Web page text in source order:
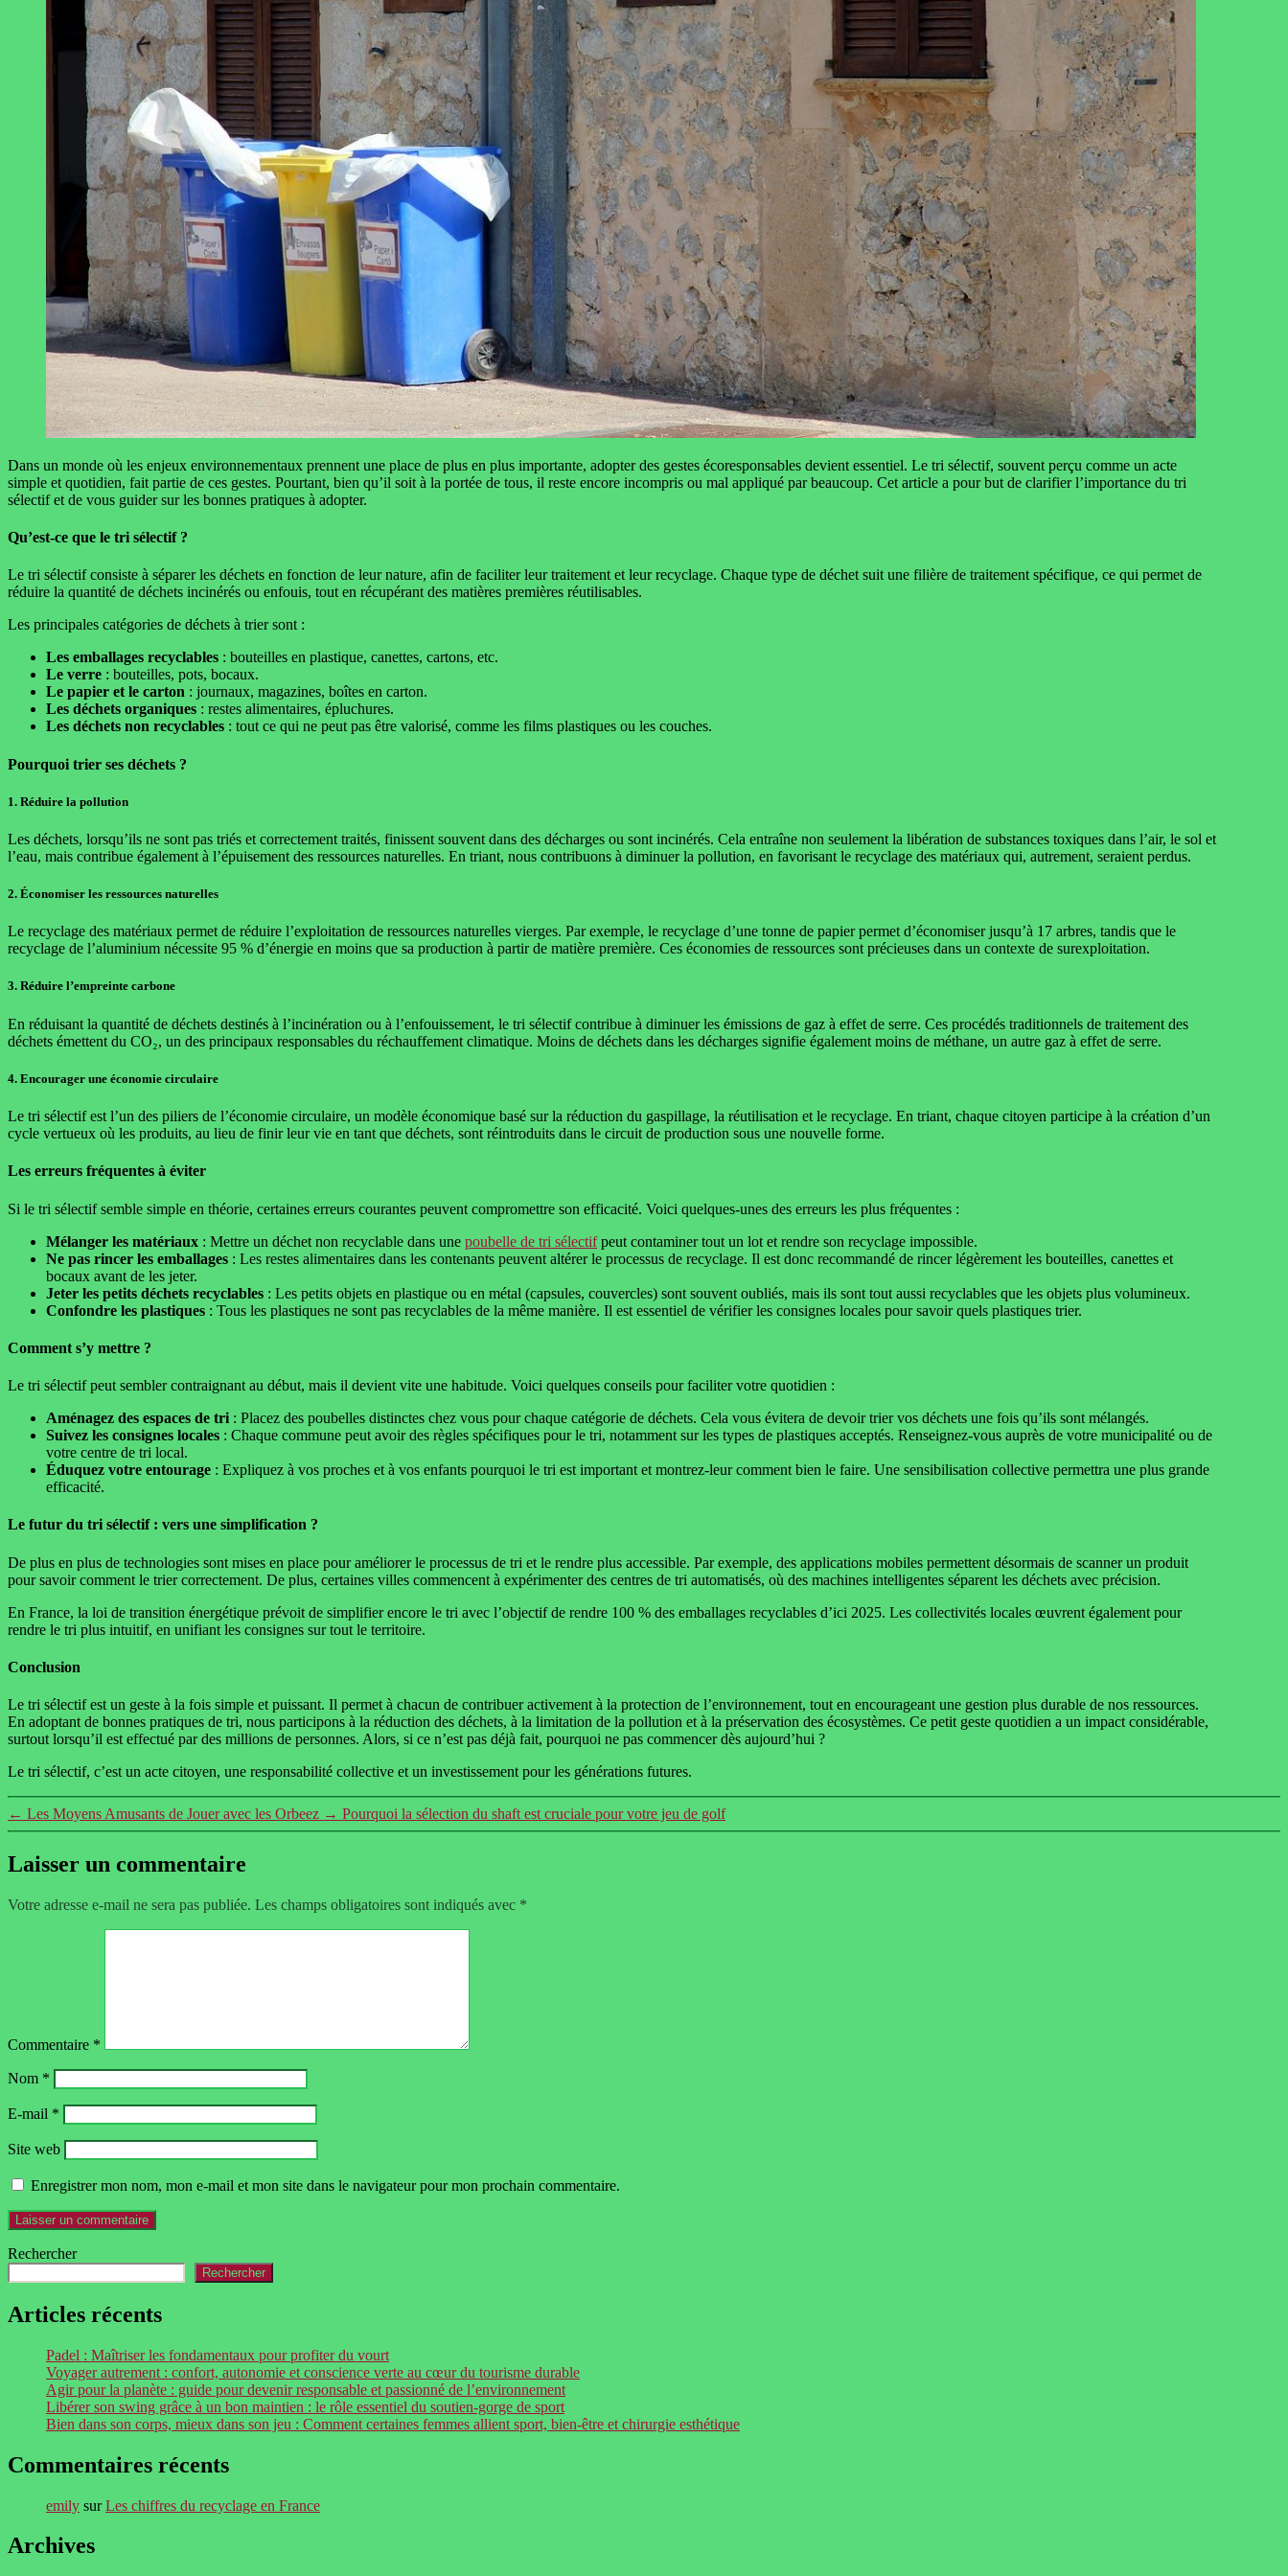
Dans un monde où les enjeux environnementaux prennent une place de plus en plus importante, adopter des gestes écoresponsables devient essentiel. Le tri sélectif, souvent perçu comme un acte
simple et quotidien, fait partie de ces gestes. Pourtant, bien qu’il soit à la portée de tous, il reste encore incompris ou mal appliqué par beaucoup. Cet article a pour but de clarifier l’importance du tri
sélectif et de vous guider sur les bonnes pratiques à adopter.
Qu’est-ce que le tri sélectif ?
Le tri sélectif consiste à séparer les déchets en fonction de leur nature, afin de faciliter leur traitement et leur recyclage. Chaque type de déchet suit une filière de traitement spécifique, ce qui permet de
réduire la quantité de déchets incinérés ou enfouis, tout en récupérant des matières premières réutilisables.
Les principales catégories de déchets à trier sont :
Les emballages recyclables : bouteilles en plastique, canettes, cartons, etc.
Le verre : bouteilles, pots, bocaux.
Le papier et le carton : journaux, magazines, boîtes en carton.
Les déchets organiques : restes alimentaires, épluchures.
Les déchets non recyclables : tout ce qui ne peut pas être valorisé, comme les films plastiques ou les couches.
Pourquoi trier ses déchets ?
1. Réduire la pollution
Les déchets, lorsqu’ils ne sont pas triés et correctement traités, finissent souvent dans des décharges ou sont incinérés. Cela entraîne non seulement la libération de substances toxiques dans l’air, le sol et
l’eau, mais contribue également à l’épuisement des ressources naturelles. En triant, nous contribuons à diminuer la pollution, en favorisant le recyclage des matériaux qui, autrement, seraient perdus.
2. Économiser les ressources naturelles
Le recyclage des matériaux permet de réduire l’exploitation de ressources naturelles vierges. Par exemple, le recyclage d’une tonne de papier permet d’économiser jusqu’à 17 arbres, tandis que le
recyclage de l’aluminium nécessite 95 % d’énergie en moins que sa production à partir de matière première. Ces économies de ressources sont précieuses dans un contexte de surexploitation.
3. Réduire l’empreinte carbone
En réduisant la quantité de déchets destinés à l’incinération ou à l’enfouissement, le tri sélectif contribue à diminuer les émissions de gaz à effet de serre. Ces procédés traditionnels de traitement des
déchets émettent du CO₂, un des principaux responsables du réchauffement climatique. Moins de déchets dans les décharges signifie également moins de méthane, un autre gaz à effet de serre.
4. Encourager une économie circulaire
Le tri sélectif est l’un des piliers de l’économie circulaire, un modèle économique basé sur la réduction du gaspillage, la réutilisation et le recyclage. En triant, chaque citoyen participe à la création d’un
cycle vertueux où les produits, au lieu de finir leur vie en tant que déchets, sont réintroduits dans le circuit de production sous une nouvelle forme.
Les erreurs fréquentes à éviter
Si le tri sélectif semble simple en théorie, certaines erreurs courantes peuvent compromettre son efficacité. Voici quelques-unes des erreurs les plus fréquentes :
Mélanger les matériaux : Mettre un déchet non recyclable dans une poubelle de tri sélectifpeut contaminer tout un lot et rendre son recyclage impossible.
Ne pas rincer les emballages : Les restes alimentaires dans les contenants peuvent altérer le processus de recyclage. Il est donc recommandé de rincer légèrement les bouteilles, canettes et
bocaux avant de les jeter.
Jeter les petits déchets recyclables : Les petits objets en plastique ou en métal (capsules, couvercles) sont souvent oubliés, mais ils sont tout aussi recyclables que les objets plus volumineux.
Confondre les plastiques : Tous les plastiques ne sont pas recyclables de la même manière. Il est essentiel de vérifier les consignes locales pour savoir quels plastiques trier.
Comment s’y mettre ?
Le tri sélectif peut sembler contraignant au début, mais il devient vite une habitude. Voici quelques conseils pour faciliter votre quotidien :
Aménagez des espaces de tri : Placez des poubelles distinctes chez vous pour chaque catégorie de déchets. Cela vous évitera de devoir trier vos déchets une fois qu’ils sont mélangés.
Suivez les consignes locales : Chaque commune peut avoir des règles spécifiques pour le tri, notamment sur les types de plastiques acceptés. Renseignez-vous auprès de votre municipalité ou de
votre centre de tri local.
Éduquez votre entourage : Expliquez à vos proches et à vos enfants pourquoi le tri est important et montrez-leur comment bien le faire. Une sensibilisation collective permettra une plus grande
efficacité.
Le futur du tri sélectif : vers une simplification ?
De plus en plus de technologies sont mises en place pour améliorer le processus de tri et le rendre plus accessible. Par exemple, des applications mobiles permettent désormais de scanner un produit
pour savoir comment le trier correctement. De plus, certaines villes commencent à expérimenter des centres de tri automatisés, où des machines intelligentes séparent les déchets avec précision.
En France, la loi de transition énergétique prévoit de simplifier encore le tri avec l’objectif de rendre 100 % des emballages recyclables d’ici 2025. Les collectivités locales œuvrent également pour
rendre le tri plus intuitif, en unifiant les consignes sur tout le territoire.
Conclusion
Le tri sélectif est un geste à la fois simple et puissant. Il permet à chacun de contribuer activement à la protection de l’environnement, tout en encourageant une gestion plus durable de nos ressources.
En adoptant de bonnes pratiques de tri, nous participons à la réduction des déchets, à la limitation de la pollution et à la préservation des écosystèmes. Ce petit geste quotidien a un impact considérable,
surtout lorsqu’il est effectué par des millions de personnes. Alors, si ce n’est pas déjà fait, pourquoi ne pas commencer dès aujourd’hui ?
Le tri sélectif, c’est un acte citoyen, une responsabilité collective et un investissement pour les générations futures.
← Les Moyens Amusants de Jouer avec les Orbeez → Pourquoi la sélection du shaft est cruciale pour votre jeu de golf
Laisser un commentaire
Votre adresse e-mail ne sera pas publiée. Les champs obligatoires sont indiqués avec *
Commentaire *
Nom *
E-mail *
Site web
Enregistrer mon nom, mon e-mail et mon site dans le navigateur pour mon prochain commentaire.
Rechercher
Rechercher
Articles récents
Padel : Maîtriser les fondamentaux pour profiter du vourt
Voyager autrement : confort, autonomie et conscience verte au cœur du tourisme durable
Agir pour la planète : guide pour devenir responsable et passionné de l’environnement
Libérer son swing grâce à un bon maintien : le rôle essentiel du soutien-gorge de sport
Bien dans son corps, mieux dans son jeu : Comment certaines femmes allient sport, bien-être et chirurgie esthétique
Commentaires récents
emily surLes chiffres du recyclage en France
Archives